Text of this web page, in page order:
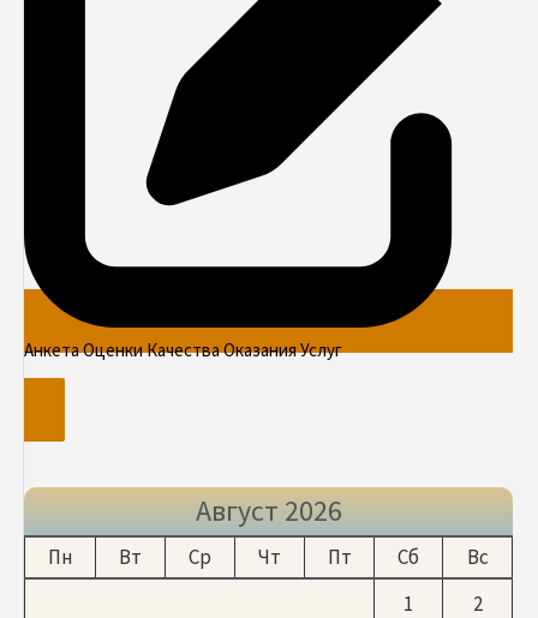
Анкета Оценки Качества Оказания Услуг
Август 2026
Пн Вт Ср Чт Пт Сб
Вс
1
2